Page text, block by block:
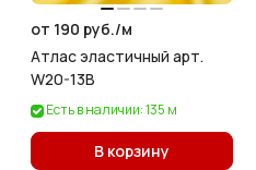
от 190 руб./м
Атлас эластичный арт.
W20-13B
Есть в наличии: 135 м
В корзину